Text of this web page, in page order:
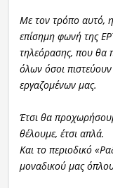
Με τον τρόπο αυτό, η
επίσημη φωνή της
τηλεόρασης, που θα
όλων όσοι
εργαζομένων μας.
Έτσι θα
θέλουμε, έτσι απλά.
Και το περιοδικό
μοναδικού μας